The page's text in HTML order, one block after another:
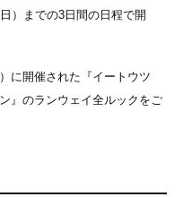
）までの3日間の日程で開
に開催された『イートウツ
』のランウェイ全ルックをご